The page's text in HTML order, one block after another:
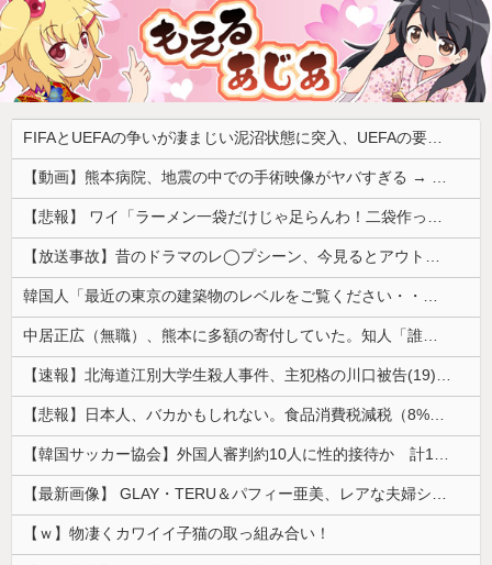
FIFAとUEFAの争いが凄まじい泥沼状態に突入、UEFAの要求を呑んだFIFAだったがUEFA側は強硬姿勢を崩さず……
【動画】熊本病院、地震の中での手術映像がヤバすぎる → 医療機器が飛び交う激震の中で患者を全身で庇う医師らの咄嗟の行動に世界中から絶賛の嵐
【悲報】 ワイ「ラーメン一袋だけじゃ足らんわ！二袋作ったろ！」→結果ｗｗｗ
【放送事故】昔のドラマのレ◯プシーン、今見るとアウトすぎる・・・
韓国人「最近の東京の建築物のレベルをご覧ください・・・」
中居正広（無職）、熊本に多額の寄付していた。知人「誰にも知られなくてもいい、と公表してない」
【速報】北海道江別大学生殺人事件、主犯格の川口被告(19)に無期懲役の判決
【悲報】日本人、バカかもしれない。食品消費税減税（8%→1%）に93.2%の国民が賛成してしまう
【韓国サッカー協会】外国人審判約10人に性的接待か 計1496回、約2億ウォン（約2200万円）
【最新画像】 GLAY・TERU＆パフィー亜美、レアな夫婦ショットを公開してしまう！
【ｗ】物凄くカワイイ子猫の取っ組み合い！